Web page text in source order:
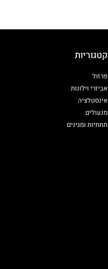
קטגוריות
פרזול
אביזרי וילונות
אינסטלציה
מנעולים
תחתיות ומגינים